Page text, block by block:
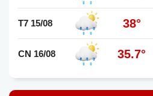
T7 15/08 38°
CN 16/08 35.7°